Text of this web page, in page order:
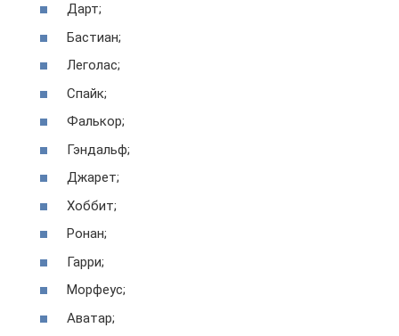
Дарт;
Бастиан;
Леголас;
Спайк;
Фалькор;
Гэндальф;
Джарет;
Хоббит;
Ронан;
Гарри;
Морфеус;
Аватар;